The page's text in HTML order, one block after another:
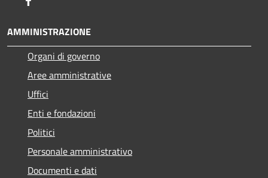
AMMINISTRAZIONE
Organi di governo
Aree amministrative
Uffici
Enti e fondazioni
Politici
Personale amministrativo
Documenti e dati